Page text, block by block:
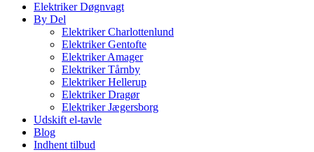
Elektriker Døgnvagt
By Del
Elektriker Charlottenlund
Elektriker Gentofte
Elektriker Amager
Elektriker Tårnby
Elektriker Hellerup
Elektriker Dragør
Elektriker Jægersborg
Udskift el-tavle
Blog
Indhent tilbud